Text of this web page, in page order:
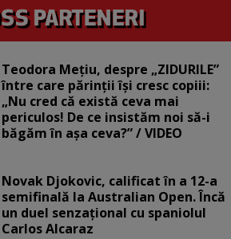
Teodora Mețiu, despre „ZIDURILE”
între care părinții își cresc copiii:
„Nu cred că există ceva mai
periculos! De ce insistăm noi să-i
băgăm în așa ceva?” / VIDEO
Novak Djokovic, calificat în a 12-a
semifinală la Australian Open. Încă
un duel senzațional cu spaniolul
Carlos Alcaraz